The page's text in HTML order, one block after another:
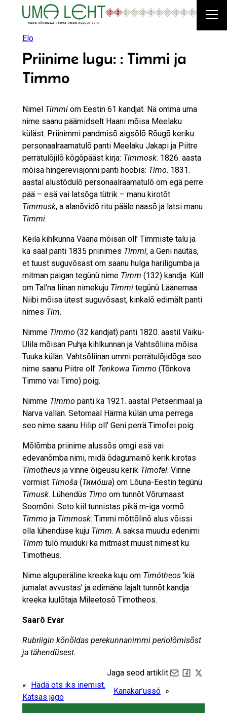
juurdeElo
Priinime lugu: : Timmi ja
Timmo
Nimel Timmiom Eestin 61 kandjat. Nä omma uma
nime saanu päämidselt Haani mõisa Meelaku
küläst. Priinimmi pandmisõ aigsõlõ Rõugõ keriku
personaalraamatulõ panti Meelaku Jakapi ja Piitre
perrätulõjilõ kõgõpääst kirja: Timmosk. 1826. aasta
mõisa hingerevisjonni panti hoobis: Timo. 1831.
aastal alustõdulõ personaalraamatulõ om egä perre
pää – esä vai latsõga tütrik – manu kirotõt
Timmusk, a alanõvidõ ritu pääle naasõ ja latsi manu
Timmi.
Keila kihlkunna Vääna mõisan oll’ Timmiste talu ja
ka sääl panti 1835 priinimes Timmi, a Geni näütäs,
et tuust suguvõsast om saanu hulga hariligumba ja
mitman paigan tegünü nime Timm (132) kandja. Küll
om Tal’na liinan nimekuju Timmitegünü Läänemaa
Niibi mõisa ütest suguvõsast, kinkalõ edimält panti
nimes Tim.
Nimme Timmo (32 kandjat) panti 1820. aastil Väiku-
Ulila mõisan Puhja kihlkunnan ja Vahtsõliina mõisa
Tuuka külän. Vahtsõliinan ummi perrätulõjidõga seo
nime saanu Piitre oll’ Tenkowa Timmo (Tõnkova
Timmo vai Timo) poig.
Nimme Timmo panti ka 1921. aastal Petserimaal ja
Narva vallan. Setomaal Härmä külän uma perrega
seo nime saanu Hilip oll’ Geni perrä Timofei poig.
Mõlõmba priinime alussõs omgi esä vai
edevanõmba nimi, midä õdagumainõ kerik kirotas
Timotheusja vinne õigeusu kerik Timofei. Vinne
vormist Timoša(Тимо́ша) om Lõuna-Eestin tegünü
Timusk. Lühendüs Timo om tunnõt Võrumaast
Soomõni. Seto kiil tunnistas pikä m-iga vormõ:
Timmo ja Timmosk. Timmi mõttõlinõ alus võissi
olla lühendüse kuju Timm. A saksa muudu edenimi
Timm tulõ muiduki ka mitmast muust nimest ku
Timotheus.
Nime alguperäline kreeka kuju om Timótheos’kiä
jumalat avvustas’ ja edimäne lajalt tunnõt kandja
kreeka luulõtaja Mileetosõ Timotheos.
Saarõ Evar
Rubriigin kõnõldas perekunnanimmi periolõmisõst
ja tähendüsest.
Jaga seod artiklit
« Hädä ots iks inemist.
Katsas jago
Kanakar’ussõ »